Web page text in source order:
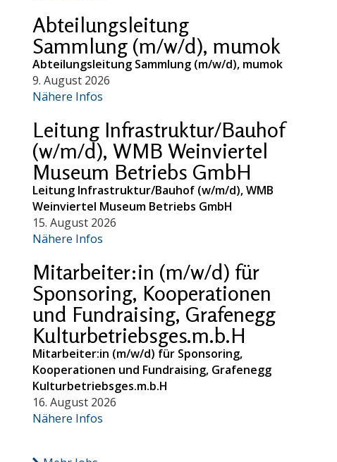
Abteilungsleitung
Sammlung (m/w/d), mumok
Abteilungsleitung Sammlung (m/w/d), mumok
9. August 2026
Nähere Infos
Leitung Infrastruktur/Bauhof
(w/m/d), WMB Weinviertel
Museum Betriebs GmbH
Leitung Infrastruktur/Bauhof (w/m/d), WMB
Weinviertel Museum Betriebs GmbH
15. August 2026
Nähere Infos
Mitarbeiter:in (m/w/d) für
Sponsoring, Kooperationen
und Fundraising, Grafenegg
Kulturbetriebsges.m.b.H
Mitarbeiter:in (m/w/d) für Sponsoring,
Kooperationen und Fundraising, Grafenegg
Kulturbetriebsges.m.b.H
16. August 2026
Nähere Infos